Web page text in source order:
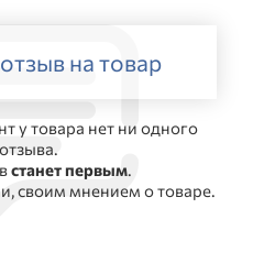
на товар
у товара нет ни одного
отзыва.
станет первым.
своим мнением о товаре.